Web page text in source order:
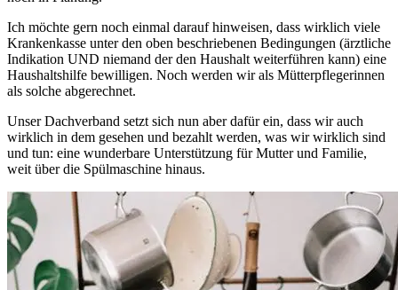
Ich möchte gern noch einmal darauf hinweisen, dass wirklich viele
Krankenkasse unter den oben beschriebenen Bedingungen (ärztliche
Indikation UND niemand der den Haushalt weiterführen kann) eine
Haushaltshilfe bewilligen. Noch werden wir als Mütterpflegerinnen
als solche abgerechnet.
Unser Dachverband setzt sich nun aber dafür ein, dass wir auch
wirklich in dem gesehen und bezahlt werden, was wir wirklich sind
und tun: eine wunderbare Unterstützung für Mutter und Familie,
weit über die Spülmaschine hinaus.